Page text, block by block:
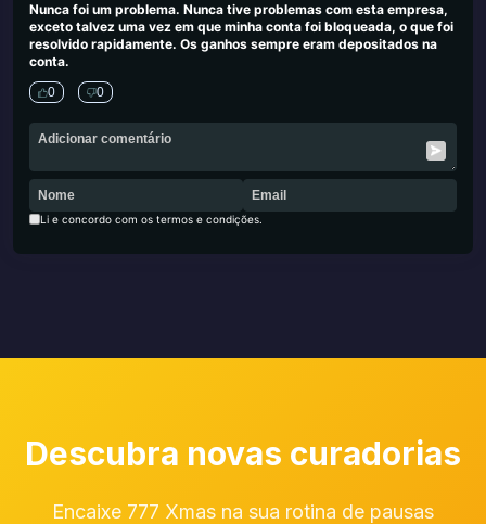
Nunca foi um problema. Nunca tive problemas com esta empresa,
exceto talvez uma vez em que minha conta foi bloqueada, o que foi
resolvido rapidamente. Os ganhos sempre eram depositados na
conta.
0 0
Li e concordo com os termos e condições.
Descubra novas curadorias
Encaixe 777 Xmas na sua rotina de pausas